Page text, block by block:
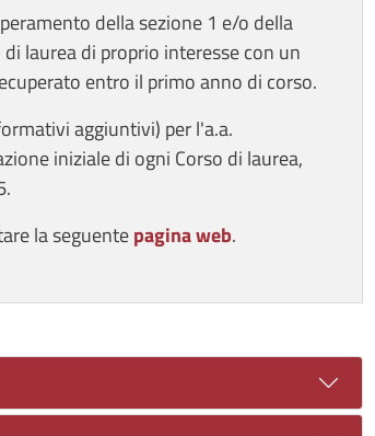
della sezione 1 e/o della
laurea di proprio interesse con un
entro il primo anno di corso.
aggiuntivi) per l'a.a.
iniziale di ogni Corso di laurea,
la seguentepagina web.